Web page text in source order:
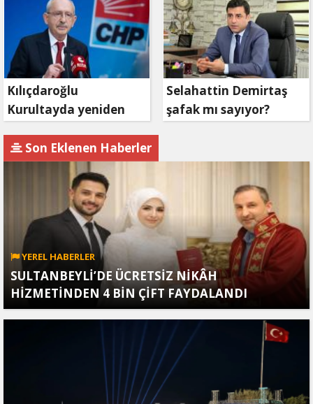
başvuruyor
Kılıçdaroğlu
Kurultayda yeniden
Selahattin Demirtaş
şafak mı sayıyor?
Son Eklenen Haberler
YEREL HABERLER
SULTANBEYLİ’DE ÜCRETSİZ NİKÂH
HİZMETİNDEN 4 BİN ÇİFT FAYDALANDI